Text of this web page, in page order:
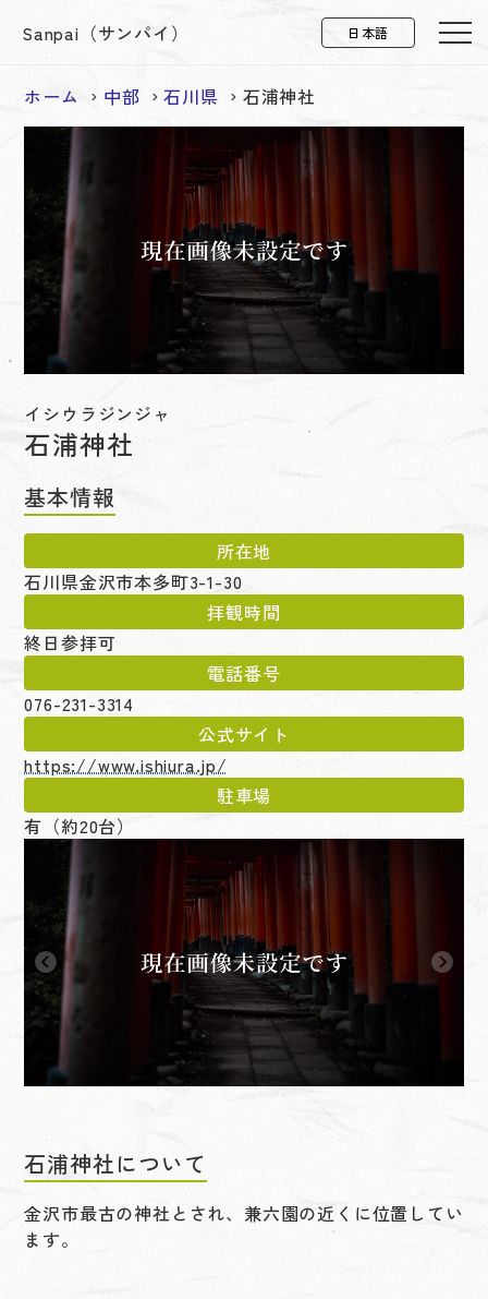
Sanpai（サンパイ）
ホーム 中部 石川県 石浦神社
イシウラジンジャ
石浦神社
基本情報
所在地
石川県金沢市本多町3-1-30
拝観時間
終日参拝可
電話番号
076-231-3314
公式サイト
https://www.ishiura.jp/
駐車場
有（約20台）
石浦神社について
金沢市最古の神社とされ、兼六園の近くに位置してい
ます。